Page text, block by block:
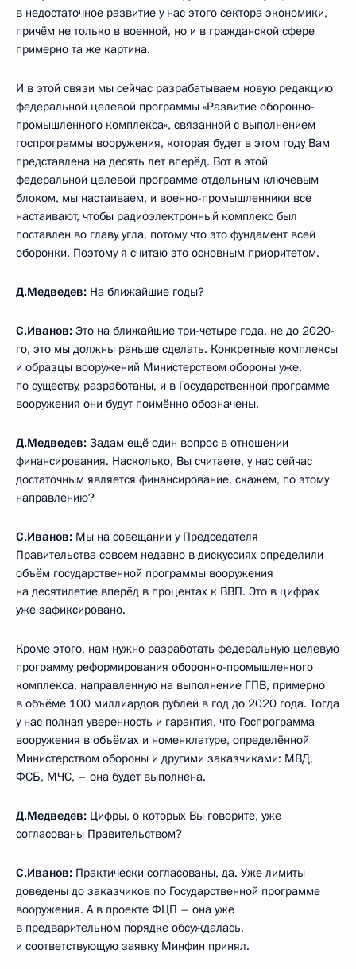
в недостаточное развитие у нас этого сектора экономики,
причём не только в военной, но и в гражданской сфере
примерно та же картина.
И в этой связи мы сейчас разрабатываем новую редакцию
федеральной целевой программы «Развитие оборонно-
промышленного комплекса», связанной с выполнением
госпрограммы вооружения, которая будет в этом году Вам
представлена на десять лет вперёд. Вот в этой
федеральной целевой программе отдельным ключевым
блоком, мы настаиваем, и военно-промышленники все
настаивают, чтобы радиоэлектронный комплекс был
поставлен во главу угла, потому что это фундамент всей
оборонки. Поэтому я считаю это основным приоритетом.
Д.Медведев: На ближайшие годы?
С.Иванов: Это на ближайшие три-четыре года, не до 2020-
го, это мы должны раньше сделать. Конкретные комплексы
и образцы вооружений Министерством обороны уже,
по существу, разработаны, и в Государственной программе
вооружения они будут поимённо обозначены.
Д.Медведев: Задам ещё один вопрос в отношении
финансирования. Насколько, Вы считаете, у нас сейчас
достаточным является финансирование, скажем, по этому
направлению?
С.Иванов: Мы на совещании у Председателя
Правительства совсем недавно в дискуссиях определили
объём государственной программы вооружения
на десятилетие вперёд в процентах к ВВП. Это в цифрах
уже зафиксировано.
Кроме этого, нам нужно разработать федеральную целевую
программу реформирования оборонно-промышленного
комплекса, направленную на выполнение ГПВ, примерно
в объёме 100 миллиардов рублей в год до 2020 года. Тогда
у нас полная уверенность и гарантия, что Госпрограмма
вооружения в объёмах и номенклатуре, определённой
Министерством обороны и другими заказчиками: МВД,
ФСБ, МЧС, – она будет выполнена.
Д.Медведев: Цифры, о которых Вы говорите, уже
согласованы Правительством?
С.Иванов: Практически согласованы, да. Уже лимиты
доведены до заказчиков по Государственной программе
вооружения. А в проекте ФЦП – она уже
в предварительном порядке обсуждалась,
и соответствующую заявку Минфин принял.